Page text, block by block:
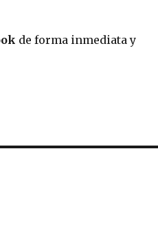
de forma inmediata y